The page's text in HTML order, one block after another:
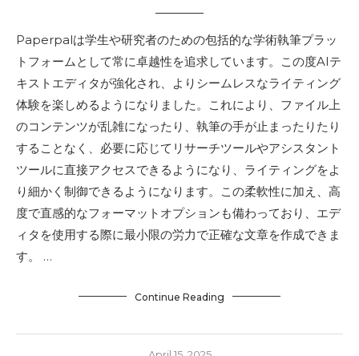
Paperpalは学生や研究者のための包括的な学術執筆プラッ
トフォームとして常に卓越性を追求しています。この度AIテ
キストエディタが強化され、よりシームレスなライティング
体験を楽しめるようになりました。これにより、ファイル上
のコンテンツが乱雑になったり、執筆の手が止まったりたり
することなく、必要に応じてリサーチツールやアシスタント
ツールに直接アクセスできるようになり、ライティングをよ
り細かく制御できるようになります。この柔軟性に加え、高
度で直感的なフォーマットオプションも備わっており、エデ
ィタを使用する際に最小限の労力で正確な文章を作成できま
す。 …
Continue Reading